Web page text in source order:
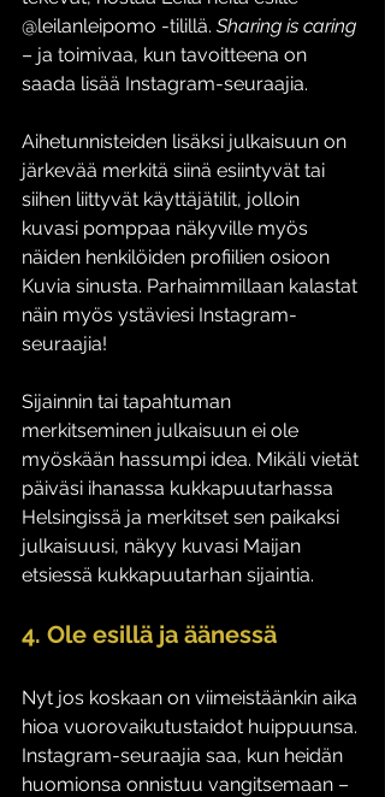
@leilanleipomo -tilillä. Sharing is caring
– ja toimivaa, kun tavoitteena on
saada lisää Instagram-seuraajia.
Aihetunnisteiden lisäksi julkaisuun on
järkevää merkitä siinä esiintyvät tai
siihen liittyvät käyttäjätilit, jolloin
kuvasi pomppaa näkyville myös
näiden henkilöiden profiilien osioon
Kuvia sinusta. Parhaimmillaan kalastat
näin myös ystäviesi Instagram-
seuraajia!
Sijainnin tai tapahtuman
merkitseminen julkaisuun ei ole
myöskään hassumpi idea. Mikäli vietät
päiväsi ihanassa kukkapuutarhassa
Helsingissä ja merkitset sen paikaksi
julkaisuusi, näkyy kuvasi Maijan
etsiessä kukkapuutarhan sijaintia.
4. Ole esillä ja äänessä
Nyt jos koskaan on viimeistäänkin aika
hioa vuorovaikutustaidot huippuunsa.
Instagram-seuraajia saa, kun heidän
huomionsa onnistuu vangitsemaan –